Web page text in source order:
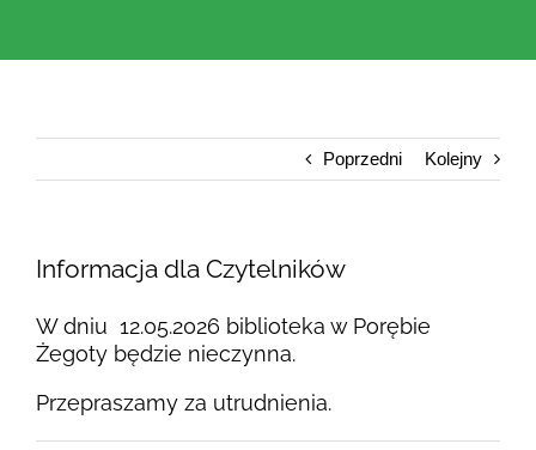
Poprzedni Kolejny
Informacja dla Czytelników
W dniu 12.05.2026 biblioteka w Porębie
Żegoty będzie nieczynna.
Przepraszamy za utrudnienia.